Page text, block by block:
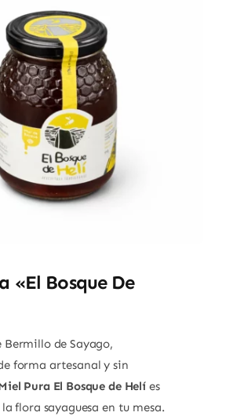
«El Bosque De
Bermillo de Sayago,
forma artesanal y sin
Pura El Bosque de Helíes
flora sayaguesa en tu mesa.